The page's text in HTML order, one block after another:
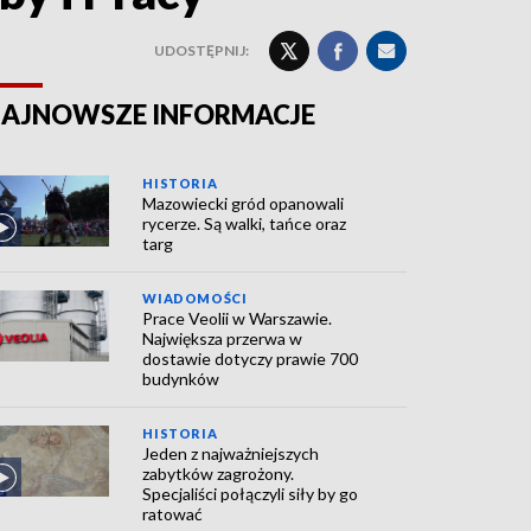
UDOSTĘPNIJ:
INFORMACJE
HISTORIA
Mazowiecki gród opanowali
rycerze. Są walki, tańce oraz
targ
WIADOMOŚCI
Prace Veolii w Warszawie.
Największa przerwa w
dostawie dotyczy prawie 700
budynków
HISTORIA
Jeden z najważniejszych
zabytków zagrożony.
Specjaliści połączyli siły by go
ratować